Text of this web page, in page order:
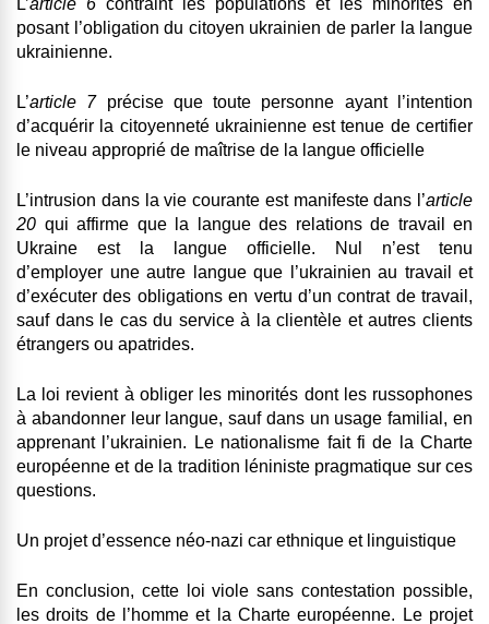
L’article 6 contraint les populations et les minorités en
posant l’obligation du citoyen ukrainien de parler la langue
ukrainienne.
L’article 7 précise que toute personne ayant l’intention
d’acquérir la citoyenneté ukrainienne est tenue de certifier
le niveau approprié de maîtrise de la langue officielle
L’intrusion dans la vie courante est manifeste dans l’article
20 qui affirme que la langue des relations de travail en
Ukraine est la langue officielle. Nul n’est tenu
d’employer une autre langue que l’ukrainien au travail et
d’exécuter des obligations en vertu d’un contrat de travail,
sauf dans le cas du service à la clientèle et autres clients
étrangers ou apatrides.
La loi revient à obliger les minorités dont les russophones
à abandonner leur langue, sauf dans un usage familial, en
apprenant l’ukrainien. Le nationalisme fait fi de la Charte
européenne et de la tradition léniniste pragmatique sur ces
questions.
Un projet d’essence néo-nazi car ethnique et linguistique
En conclusion, cette loi viole sans contestation possible,
les droits de l’homme et la Charte européenne. Le projet